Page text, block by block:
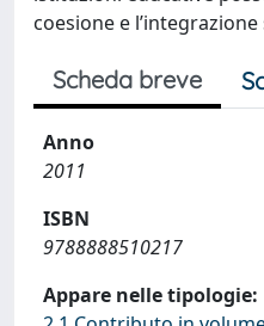
coesione e
Scheda breve
Anno
2011
ISBN
9788888510217
Appare nelle tipologie: